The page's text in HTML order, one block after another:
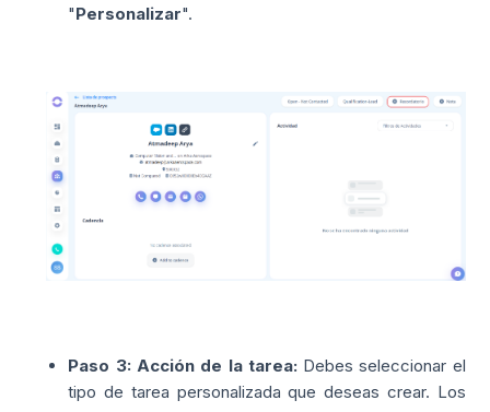
"Personalizar".
Paso 3: Acción de la tarea: Debes seleccionar el
tipo de tarea personalizada que deseas crear. Los